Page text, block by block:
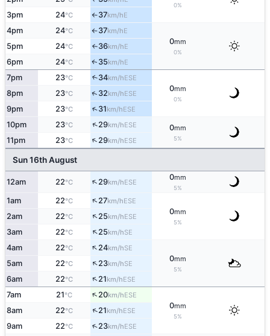
0%
3pm 24°C ↑37km/hE
4pm 24°C ↑37km/hE
0mm
0%
5pm 24°C ↑36km/hE
6pm 24°C ↑35km/hE
7pm 23°C ↑34km/hESE
0mm
0%
8pm 23°C ↑32km/hESE
9pm 23°C ↑31km/hESE
10pm 23°C ↑29km/hESE 0mm
5%
11pm 23°C ↑29km/hESE
Sun 16th August
12am 22°C ↑29km/hESE
0mm
5%
1am 22°C ↑27km/hESE
0mm
5%
2am 22°C ↑25km/hESE
3am 22°C ↑25km/hSE
4am 22°C ↑24km/hSE
0mm
5%
5am 22°C ↑23km/hSE
6am 22°C ↑21km/hESE
7am 21°C ↑20km/hESE
0mm
5%
8am 22°C ↑21km/hESE
9am 22°C ↑23km/hESE